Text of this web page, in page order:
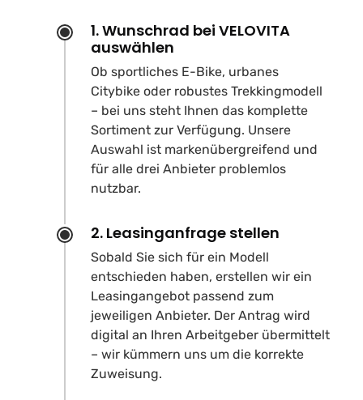
1. Wunschrad bei VELOVITA
auswählen
Ob sportliches E-Bike, urbanes
Citybike oder robustes Trekkingmodell
– bei uns steht Ihnen das komplette
Sortiment zur Verfügung. Unsere
Auswahl ist markenübergreifend und
für alle drei Anbieter problemlos
nutzbar.
2. Leasinganfrage stellen
Sobald Sie sich für ein Modell
entschieden haben, erstellen wir ein
Leasingangebot passend zum
jeweiligen Anbieter. Der Antrag wird
digital an Ihren Arbeitgeber übermittelt
– wir kümmern uns um die korrekte
Zuweisung.